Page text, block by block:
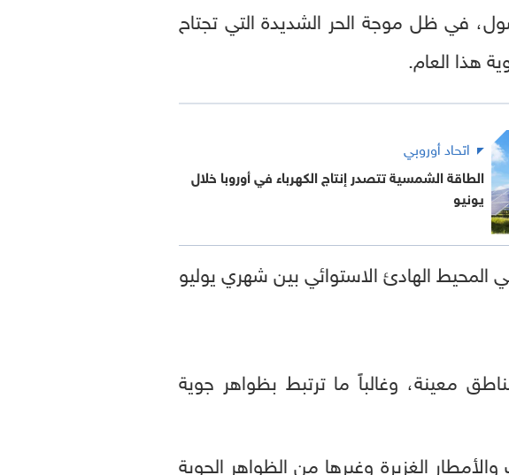
في ظل موجة الحر الشديدة التي تجتاح
هذا العام.
اتحاد أوروبي
الطاقة الشمسية تتصدر إنتاج الكهرباء في أوروبا خلال
يونيو
المحيط الهادئ الاستوائي بين شهري يوليو
معينة، وغالباً ما ترتبط بظواهر جوية
الغزيرة وغيرها من الظواهر الجوية